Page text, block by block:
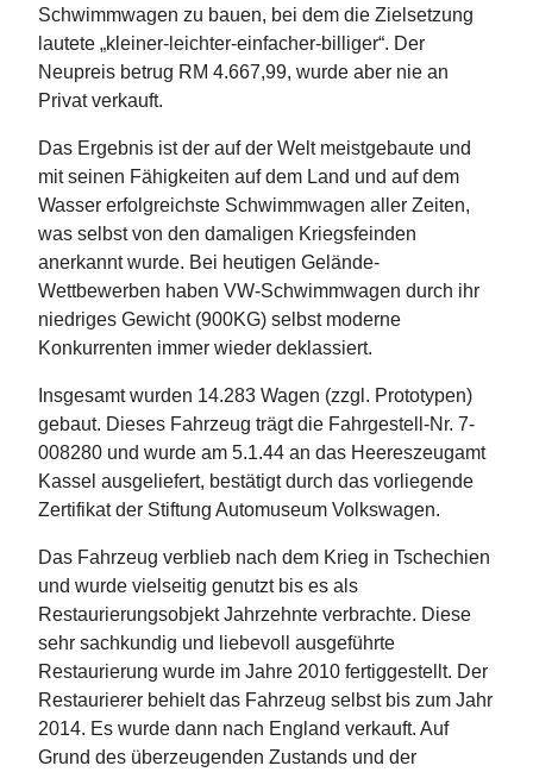
Schwimmwagen zu bauen, bei dem die Zielsetzung
lautete „kleiner-leichter-einfacher-billiger“. Der
Neupreis betrug RM 4.667,99, wurde aber nie an
Privat verkauft.
Das Ergebnis ist der auf der Welt meistgebaute und
mit seinen Fähigkeiten auf dem Land und auf dem
Wasser erfolgreichste Schwimmwagen aller Zeiten,
was selbst von den damaligen Kriegsfeinden
anerkannt wurde. Bei heutigen Gelände-
Wettbewerben haben VW-Schwimmwagen durch ihr
niedriges Gewicht (900KG) selbst moderne
Konkurrenten immer wieder deklassiert.
Insgesamt wurden 14.283 Wagen (zzgl. Prototypen)
gebaut. Dieses Fahrzeug trägt die Fahrgestell-Nr. 7-
008280 und wurde am 5.1.44 an das Heereszeugamt
Kassel ausgeliefert, bestätigt durch das vorliegende
Zertifikat der Stiftung Automuseum Volkswagen.
Das Fahrzeug verblieb nach dem Krieg in Tschechien
und wurde vielseitig genutzt bis es als
Restaurierungsobjekt Jahrzehnte verbrachte. Diese
sehr sachkundig und liebevoll ausgeführte
Restaurierung wurde im Jahre 2010 fertiggestellt. Der
Restaurierer behielt das Fahrzeug selbst bis zum Jahr
2014. Es wurde dann nach England verkauft. Auf
Grund des überzeugenden Zustands und der